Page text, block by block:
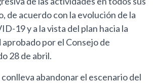
de acuerdo con la evolución de la
19 y a la vista del plan hacia la
por el Consejo de
28 de abril.
abandonar el escenario del